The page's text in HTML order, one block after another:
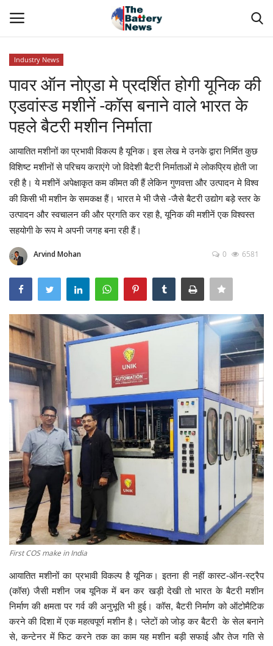
About Us
News & Articles
Technical Info
Govt. Affair
Battery Directory
Power ON
Advertising
Contact
Consult FREE
Industry News
पावर ऑन नोएडा मे प्रदर्शित होगी यूनिक की
एडवांस्ड मशीनें -कॉस बनाने वाले भारत के
पहले बैटरी मशीन निर्माता
आयातित मशीनों का प्रभावी विकल्प है यूनिक। इस लेख मे उनके द्वारा निर्मित कुछ
विशिष्ट मशीनों से परिचय कराएंगे जो विदेशी बैटरी निर्माताओं मे लोकप्रिय होती जा
रही है। ये मशीनें अपेक्षाकृत कम कीमत की हैं लेकिन गुणवत्ता और उत्पादन मे विश्व
की किसी भी मशीन के समकक्ष हैं। भारत मे भी जैसे -जैसे बैटरी उद्योग बड़े स्तर के
उत्पादन और स्वचालन की और प्रगति कर रहा है, यूनिक की मशीनें एक विश्वस्त
सहयोगी के रूप मे अपनी जगह बना रही हैं।
Arvind Mohan 0 6581
First COS make in India
आयातित मशीनों का प्रभावी विकल्प है यूनिक। इतना ही नहीं कास्ट-ऑन-स्ट्रैप
(कॉस) जैसी मशीन जब यूनिक में बन कर खड़ी देखी तो भारत के बैटरी मशीन
निर्माण की क्षमता पर गर्व की अनुभूति भी हुई। कॉस, बैटरी निर्माण को ऑटोमैटिक
करने की दिशा में एक महत्वपूर्ण मशीन है। प्लेटों को जोड़ कर बैटरी के सेल बनाने
से, कन्टेनर में फिट करने तक का काम यह मशीन बड़ी सफाई और तेज गति से